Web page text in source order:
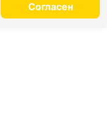
Согласен